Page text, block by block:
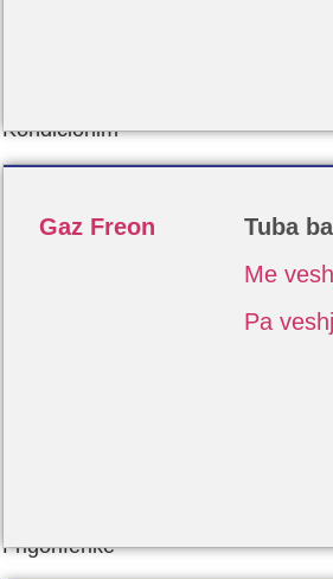
Kondicionim
Gaz Freon
Tuba
Me
Pa
Frigoriferike